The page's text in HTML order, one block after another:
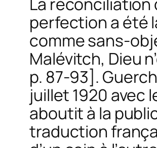
perfection a été
comme sans-
Malévitch, Dieu
p. 87-93].
juillet 1920 avec
aboutit à la
traduction